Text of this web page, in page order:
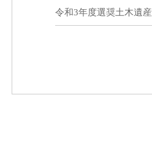
令和3年度選奨土木遺産